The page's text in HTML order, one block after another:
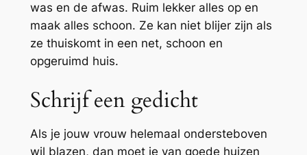
was en de afwas. Ruim lekker alles op en
maak alles schoon. Ze kan niet blijer zijn als
ze thuiskomt in een net, schoon en
opgeruimd huis.
Schrijf een gedicht
Als je jouw vrouw helemaal ondersteboven
wil blazen, dan moet je van goede huizen